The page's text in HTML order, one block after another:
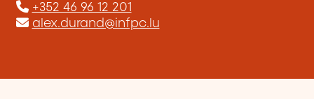
+352 46 96 12 201
alex.durand@infpc.lu